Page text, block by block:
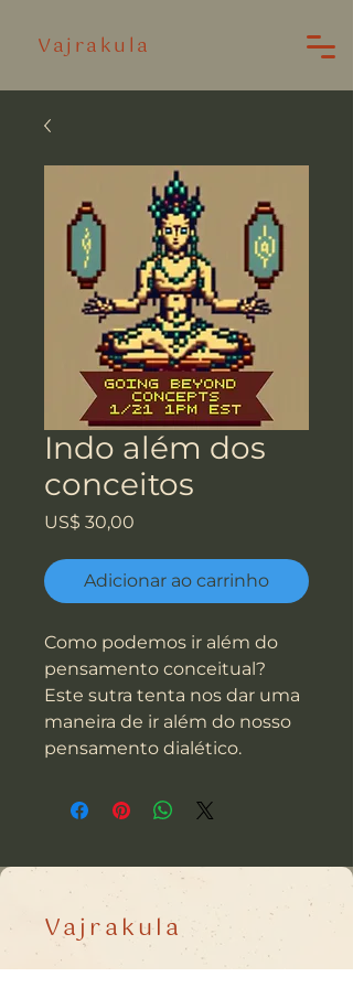
Vajrakula
Indo além dos
conceitos
US$ 30,00
Adicionar ao carrinho
Como podemos ir além do
pensamento conceitual?
Este sutra tenta nos dar uma
maneira de ir além do nosso
pensamento dialético.
Vajrakula